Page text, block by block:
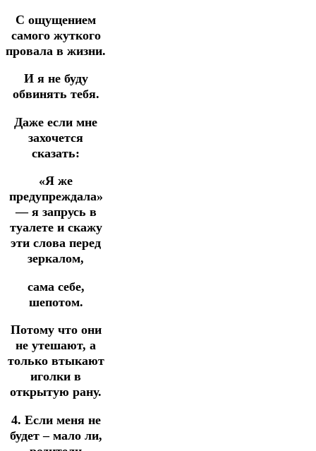
С ощущением
самого жуткого
провала в жизни.
И я не буду
обвинять тебя.
Даже если мне
захочется
сказать:
«Я же
предупреждала»
— я запрусь в
туалете и скажу
эти слова перед
зеркалом,
сама себе,
шепотом.
Потому что они
не утешают, а
только втыкают
иголки в
открытую рану.
4. Если меня не
будет – мало ли,